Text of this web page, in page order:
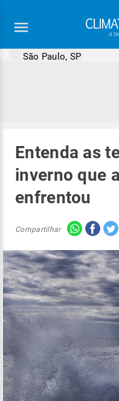
São Paulo, SP
Entenda as
inverno que
enfrentou
Compartilhar